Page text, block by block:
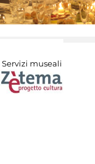
Servizi museali